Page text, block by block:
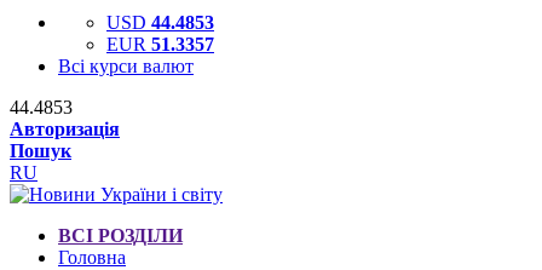
USD 44.4853
EUR 51.3357
Всі курси валют
44.4853
Авторизація
Пошук
RU
ВСІ РОЗДІЛИ
Головна